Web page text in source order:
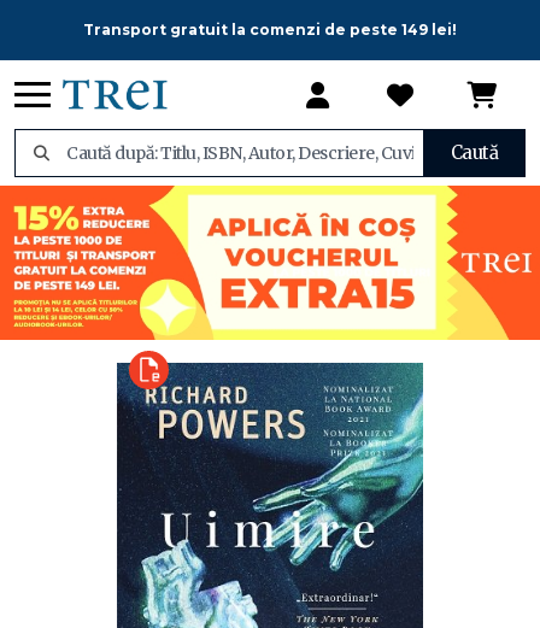
Transport gratuit la comenzi de peste 149 lei!
Caută